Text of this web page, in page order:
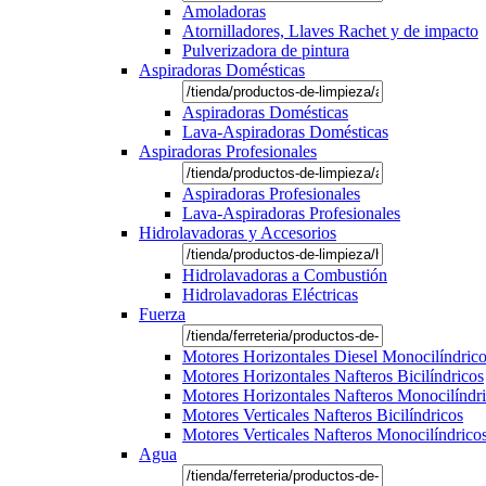
Amoladoras
Atornilladores, Llaves Rachet y de impacto
Pulverizadora de pintura
Aspiradoras Domésticas
Aspiradoras Domésticas
Lava-Aspiradoras Domésticas
Aspiradoras Profesionales
Aspiradoras Profesionales
Lava-Aspiradoras Profesionales
Hidrolavadoras y Accesorios
Hidrolavadoras a Combustión
Hidrolavadoras Eléctricas
Fuerza
Motores Horizontales Diesel
Motores Horizontales Nafteros Bicilíndricos
Motores Horizontales Nafteros
Motores Verticales Nafteros Bicilíndricos
Motores Verticales Nafteros
Agua